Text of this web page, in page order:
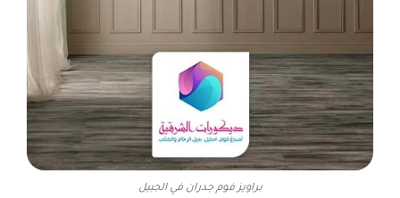
براويز فوم جدران في الجبيل